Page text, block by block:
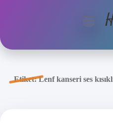
Anasayfa
menüyü
Etiket:Lenf kanseri ses